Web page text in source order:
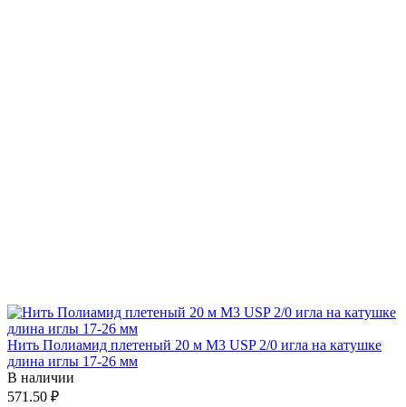
Нить Полиамид плетеный 20 м М3 USP 2/0 игла на катушке
длина иглы 17-26 мм
В наличии
571.50 ₽